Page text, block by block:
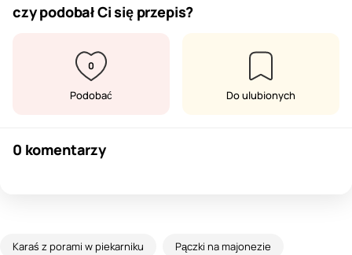
czy podobał Ci się przepis?
0
Podobać Do ulubionych
0 komentarzy
Karaś z porami w piekarniku Pączki na majonezie